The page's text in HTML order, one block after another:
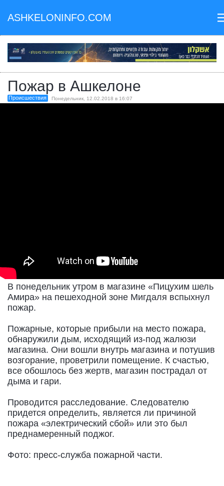
ASHKELONINFO.COM
Пожар в Ашкелоне
Происшествия Понедельник, 12.02.2018 в 16:07
В понедельник утром в магазине «Пицухим шель
Амира» на пешеходной зоне Мигдаля вспыхнул
пожар.
Пожарные, которые прибыли на место пожара,
обнаружили дым, исходящий из-под жалюзи
магазина. Они вошли внутрь магазина и потушив
возгорание, проветрили помещение. К счастью,
все обошлось без жертв, магазин пострадал от
дыма и гари.
Проводится расследование. Следователю
придется определить, является ли причиной
пожара «электрический сбой» или это был
преднамеренный поджог.
Фото: пресс-служба пожарной части.